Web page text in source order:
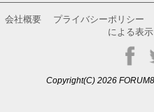
会社概要 プライバシーポリシー
による表示
Copyright(C) 2026